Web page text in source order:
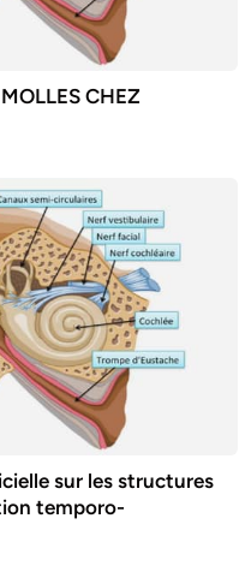
CHEZ
sur les structures
temporo-